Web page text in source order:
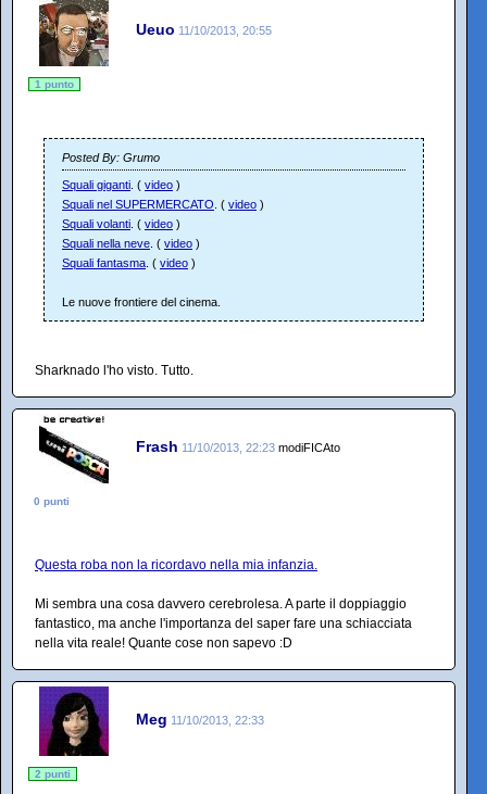
Ueuo 11/10/2013, 20:55
1 punto
Posted By: Grumo
Squali giganti . ( video )
Squali nel SUPERMERCATO . ( video )
Squali volanti . ( video )
Squali nella neve . ( video )
Squali fantasma . ( video )
Le nuove frontiere del cinema.
Sharknado l'ho visto. Tutto.
Frash 11/10/2013, 22:23 modiFICAto
0 punti
Questa roba non la ricordavo nella mia infanzia.
Mi sembra una cosa davvero cerebrolesa. A parte il doppiaggio
fantastico, ma anche l'importanza del saper fare una schiacciata
nella vita reale! Quante cose non sapevo :D
Meg 11/10/2013, 22:33
2 punti